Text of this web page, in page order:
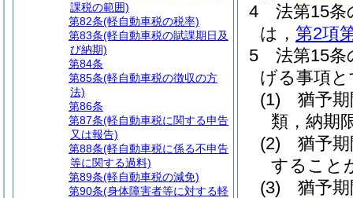
4
法第15条
は， 第2項
5
法第15
げる事項
(1)
猶予
類，納期
(2)
猶予
すること
(3)
猶予
課税の範囲)
第82条(軽自動車税の税率)
第83条(軽自動車税の賦課期日及
び納期)
第84条
第85条(軽自動車税の徴収の方
法)
第86条
第87条(軽自動車税に関する申告
又は報告)
第88条(軽自動車税に係る不申告
等に関する過料)
第89条(軽自動車税の減免)
第90条(身体障害者等に対する軽